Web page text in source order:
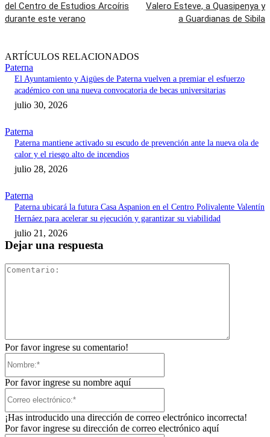
del Centro de Estudios Arcoíris
durante este verano
Valero Esteve, a Quasipenya y
a Guardianas de Sibila
ARTÍCULOS RELACIONADOS
Paterna
El Ayuntamiento y Aigües de Paterna vuelven a premiar el esfuerzo
académico con una nueva convocatoria de becas universitarias
julio 30, 2026
Paterna
Paterna mantiene activado su escudo de prevención ante la nueva ola de
calor y el riesgo alto de incendios
julio 28, 2026
Paterna
Paterna ubicará la futura Casa Aspanion en el Centro Polivalente Valentín
Hernáez para acelerar su ejecución y garantizar su viabilidad
julio 21, 2026
Dejar una respuesta
Por favor ingrese su comentario!
Por favor ingrese su nombre aquí
¡Has introducido una dirección de correo electrónico incorrecta!
Por favor ingrese su dirección de correo electrónico aquí